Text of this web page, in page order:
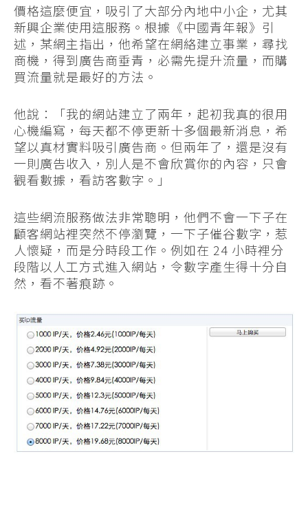
價格這麼便宜，吸引了大部分內地中小企，尤其
新興企業使用這服務。根據《中國青年報》引
述，某網主指出，他希望在網絡建立事業，尋找
商機，得到廣告商垂青，必需先提升流量，而購
買流量就是最好的方法。
他說：「我的網站建立了兩年，起初我真的很用
心機編寫，每天都不停更新十多個最新消息，希
望以真材實料吸引廣告商。但兩年了，還是沒有
一則廣告收入，別人是不會欣賞你的內容，只會
觀看數據，看訪客數字。」
這些網流服務做法非常聰明，他們不會一下子在
顧客網站裡突然不停瀏覽，一下子催谷數字，惹
人懷疑，而是分時段工作。例如在 24 小時裡分
段階以人工方式進入網站，令數字產生得十分自
然，看不著痕跡。